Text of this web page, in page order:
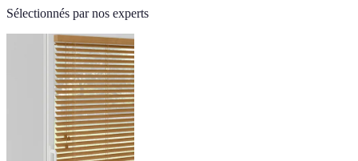
Sélectionnés par nos experts